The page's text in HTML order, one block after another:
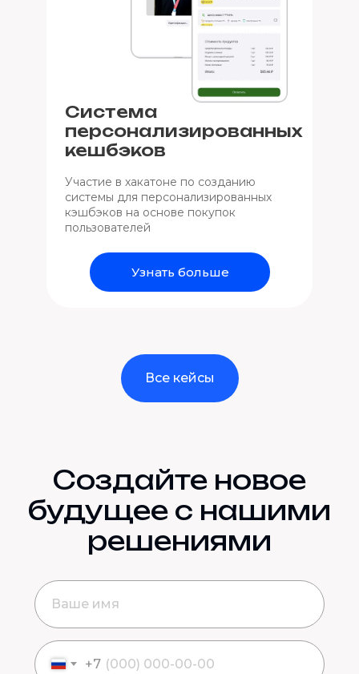
Участие в хакатоне по созданию
системы для персонализированных
кэшбэков на основе покупок
пользователей
Система
персонализированных
кешбэков
Узнать больше
Все кейсы
Создайте новое
будущее с нашими
решениями
+7